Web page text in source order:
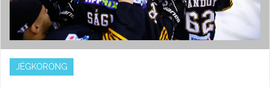
JÉGKORONG